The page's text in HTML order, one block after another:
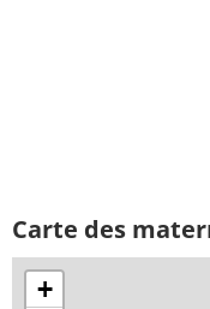
Carte des
+